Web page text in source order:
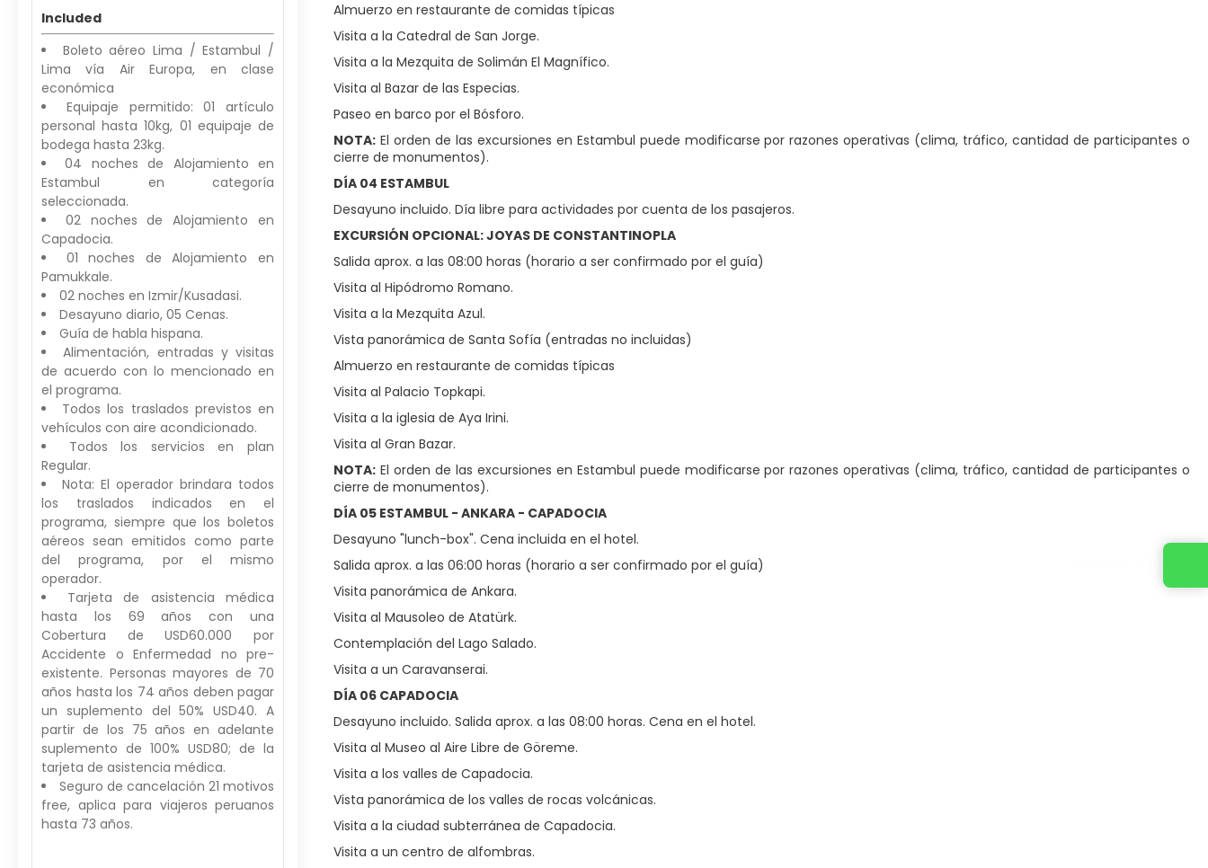
Almuerzo en restaurante de comidas típicas
Visita a la Catedral de San Jorge.
Visita a la Mezquita de Solimán El Magnífico.
Visita al Bazar de las Especias.
Paseo en barco por el Bósforo.
NOTA: El orden de las excursiones en Estambul puede modificarse por razones operativas (clima, tráfico, cantidad de participantes o
cierre de monumentos).
DÍA 04 ESTAMBUL
Desayuno incluido. Día libre para actividades por cuenta de los pasajeros.
EXCURSIÓN OPCIONAL: JOYAS DE CONSTANTINOPLA
Salida aprox. a las 08:00 horas (horario a ser confirmado por el guía)
Visita al Hipódromo Romano.
Visita a la Mezquita Azul.
Vista panorámica de Santa Sofía (entradas no incluidas)
Almuerzo en restaurante de comidas típicas
Visita al Palacio Topkapi.
Visita a la iglesia de Aya Irini.
Visita al Gran Bazar.
NOTA: El orden de las excursiones en Estambul puede modificarse por razones operativas (clima, tráfico, cantidad de participantes o
cierre de monumentos).
DÍA 05 ESTAMBUL - ANKARA - CAPADOCIA
Desayuno "lunch-box". Cena incluida en el hotel.
Salida aprox. a las 06:00 horas (horario a ser confirmado por el guía)
Visita panorámica de Ankara.
Visita al Mausoleo de Atatürk.
Contemplación del Lago Salado.
Visita a un Caravanserai.
DÍA 06 CAPADOCIA
Desayuno incluido. Salida aprox. a las 08:00 horas. Cena en el hotel.
Visita al Museo al Aire Libre de Göreme.
Visita a los valles de Capadocia.
Vista panorámica de los valles de rocas volcánicas.
Visita a la ciudad subterránea de Capadocia.
Visita a un centro de alfombras.
Included
Boleto aéreo Lima / Estambul /
Lima vía Air Europa, en clase
económica
Equipaje permitido: 01 artículo
personal hasta 10kg, 01 equipaje de
bodega hasta 23kg.
04 noches de Alojamiento en
Estambul en categoría
seleccionada.
02 noches de Alojamiento en
Capadocia.
01 noches de Alojamiento en
Pamukkale.
02 noches en Izmir/Kusadasi.
Desayuno diario, 05 Cenas.
Guía de habla hispana.
Alimentación, entradas y visitas
de acuerdo con lo mencionado en
el programa.
Todos los traslados previstos en
vehículos con aire acondicionado.
Todos los servicios en plan
Regular.
Nota: El operador brindara todos
los traslados indicados en el
programa, siempre que los boletos
aéreos sean emitidos como parte
del programa, por el mismo
operador.
Tarjeta de asistencia médica
hasta los 69 años con una
Cobertura de USD60.000 por
Accidente o Enfermedad no pre-
existente. Personas mayores de 70
años hasta los 74 años deben pagar
un suplemento del 50% USD40. A
partir de los 75 años en adelante
suplemento de 100% USD80; de la
tarjeta de asistencia médica.
Seguro de cancelación 21 motivos
free, aplica para viajeros peruanos
hasta 73 años.